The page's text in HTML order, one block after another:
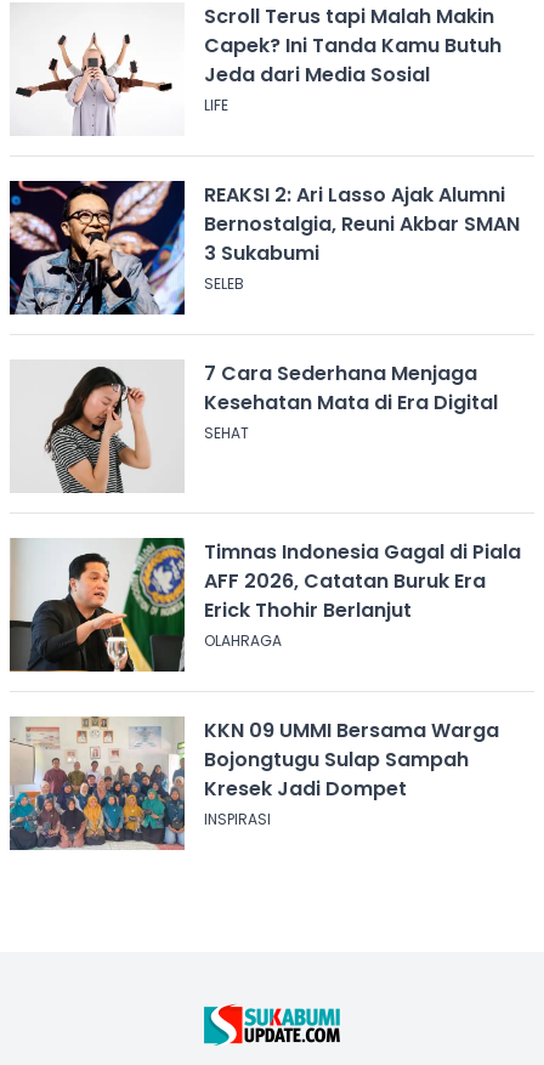
Scroll Terus tapi Malah Makin
Capek? Ini Tanda Kamu Butuh
Jeda dari Media Sosial
LIFE
REAKSI 2: Ari Lasso Ajak Alumni
Bernostalgia, Reuni Akbar SMAN
3 Sukabumi
SELEB
7 Cara Sederhana Menjaga
Kesehatan Mata di Era Digital
SEHAT
Timnas Indonesia Gagal di Piala
AFF 2026, Catatan Buruk Era
Erick Thohir Berlanjut
OLAHRAGA
KKN 09 UMMI Bersama Warga
Bojongtugu Sulap Sampah
Kresek Jadi Dompet
INSPIRASI